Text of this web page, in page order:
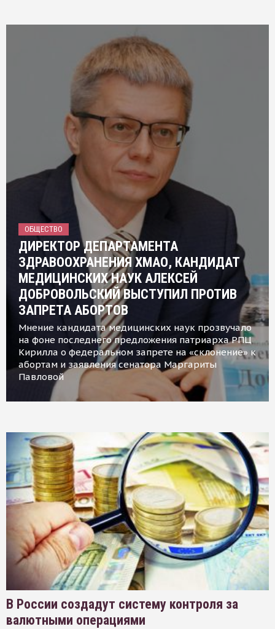
ОБЩЕСТВО
ДИРЕКТОР ДЕПАРТАМЕНТА
ЗДРАВООХРАНЕНИЯ ХМАО, КАНДИДАТ
МЕДИЦИНСКИХ НАУК АЛЕКСЕЙ
ДОБРОВОЛЬСКИЙ ВЫСТУПИЛ ПРОТИВ
ЗАПРЕТА АБОРТОВ
Мнение кандидата медицинских наук прозвучало
на фоне последнего предложения патриарха РПЦ
Кирилла о федеральном запрете на «склонение» к
абортам и заявления сенатора Маргариты
Павловой
В России создадут систему контроля за
валютными операциями